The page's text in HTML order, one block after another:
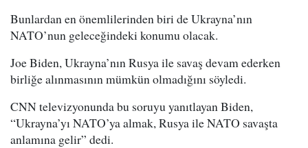
Bunlardan en önemlilerinden biri de Ukrayna’nın
NATO’nun geleceğindeki konumu olacak.
Joe Biden, Ukrayna’nın Rusya ile savaş devam ederken
birliğe alınmasının mümkün olmadığını söyledi.
CNN televizyonunda bu soruyu yanıtlayan Biden,
“Ukrayna’yı NATO’ya almak, Rusya ile NATO savaşta
anlamına gelir” dedi.